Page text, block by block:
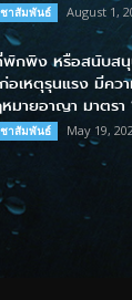
าสัมพันธ์ August 1,
พักพิง หรือสนับส
อเหตุรุนแรง มีคว
มายอาญา มาตรา
าสัมพันธ์ May 19,